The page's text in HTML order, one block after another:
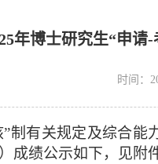
年博士研究生“申
时间：
”制有关规定及综合能
成绩公示如下，见附件